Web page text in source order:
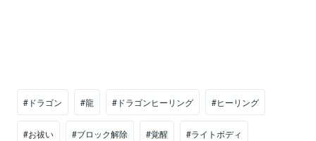
#ドラゴン #龍 #ドラゴンヒーリング #ヒーリング
#お祓い #ブロック解除 #覚醒 #ライトボディ